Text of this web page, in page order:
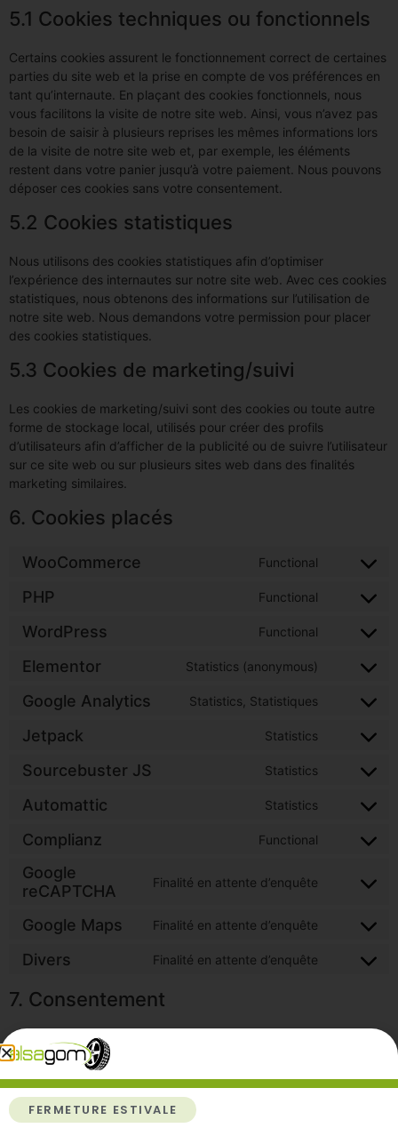
5.1 Cookies techniques ou fonctionnels
Certains cookies assurent le fonctionnement correct de certaines
parties du site web et la prise en compte de vos préférences en
tant qu’internaute. En plaçant des cookies fonctionnels, nous
vous facilitons la visite de notre site web. Ainsi, vous n’avez pas
besoin de saisir à plusieurs reprises les mêmes informations lors
de la visite de notre site web et, par exemple, les éléments
restent dans votre panier jusqu’à votre paiement. Nous pouvons
déposer ces cookies sans votre consentement.
5.2 Cookies statistiques
Nous utilisons des cookies statistiques afin d’optimiser
l’expérience des internautes sur notre site web. Avec ces cookies
statistiques, nous obtenons des informations sur l’utilisation de
notre site web. Nous demandons votre permission pour placer
des cookies statistiques.
5.3 Cookies de marketing/suivi
Les cookies de marketing/suivi sont des cookies ou toute autre
forme de stockage local, utilisés pour créer des profils
d’utilisateurs afin d’afficher de la publicité ou de suivre l’utilisateur
sur ce site web ou sur plusieurs sites web dans des finalités
marketing similaires.
6. Cookies placés
WooCommerce Functional
PHP Functional
WordPress Functional
Elementor Statistics (anonymous)
Google Analytics Statistics, Statistiques
Jetpack Statistics
Sourcebuster JS Statistics
Automattic Statistics
Complianz Functional
Google
reCAPTCHA
Finalité en attente d’enquête
Google Maps Finalité en attente d’enquête
Divers Finalité en attente d’enquête
7. Consentement
Lorsque vous visitez notre site web pour la première fois, nous
vous montrerons une fenêtre contextuelle avec une explication
sur les cookies. Dès que vous cliquez sur « Enregistrer les
préférences » vous nous autorisez à utiliser les catégories de
cookies et d’extensions que vous avez sélectionnés dans la
FERMETURE ESTIVALE